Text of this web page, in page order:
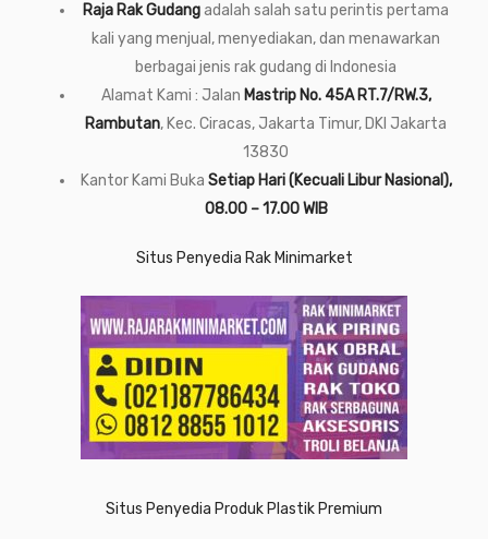
Raja Rak Gudangadalah salah satu perintis pertama
kali yang menjual, menyediakan, dan menawarkan
berbagai jenis rak gudang di Indonesia
Alamat Kami : Jalan Mastrip No. 45A RT.7/RW.3,
Rambutan, Kec. Ciracas, Jakarta Timur, DKI Jakarta
13830
Kantor Kami Buka Setiap Hari (Kecuali Libur Nasional),
08.00 – 17.00 WIB
Situs Penyedia Rak Minimarket
Situs Penyedia Produk Plastik Premium